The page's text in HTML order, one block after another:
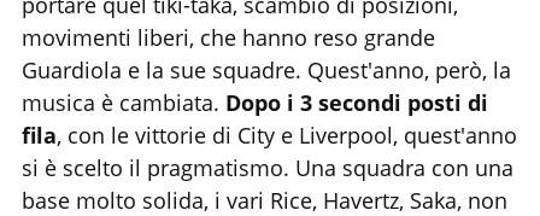
movimenti liberi, che hanno reso grande
Guardiola e la sue squadre. Quest'anno, però, la
musica è cambiata. Dopo i 3 secondi posti di
fila, con le vittorie di City e Liverpool, quest'anno
si è scelto il pragmatismo. Una squadra con una
base molto solida, i vari Rice, Havertz, Saka, non